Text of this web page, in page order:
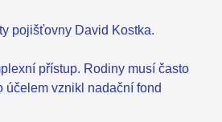
pojišťovny David Kostka.
přístup. Rodiny musí často
účelem vznikl nadační fond